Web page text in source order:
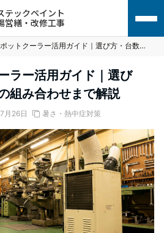
テックペイント
営繕・改修工事
工場のスポットクーラー活用ガイド｜選び方・台数・遮熱との組み合わせまで解説
ラー活用ガイド｜選び
組み合わせまで解説
月26日 暑さ・熱中症対策